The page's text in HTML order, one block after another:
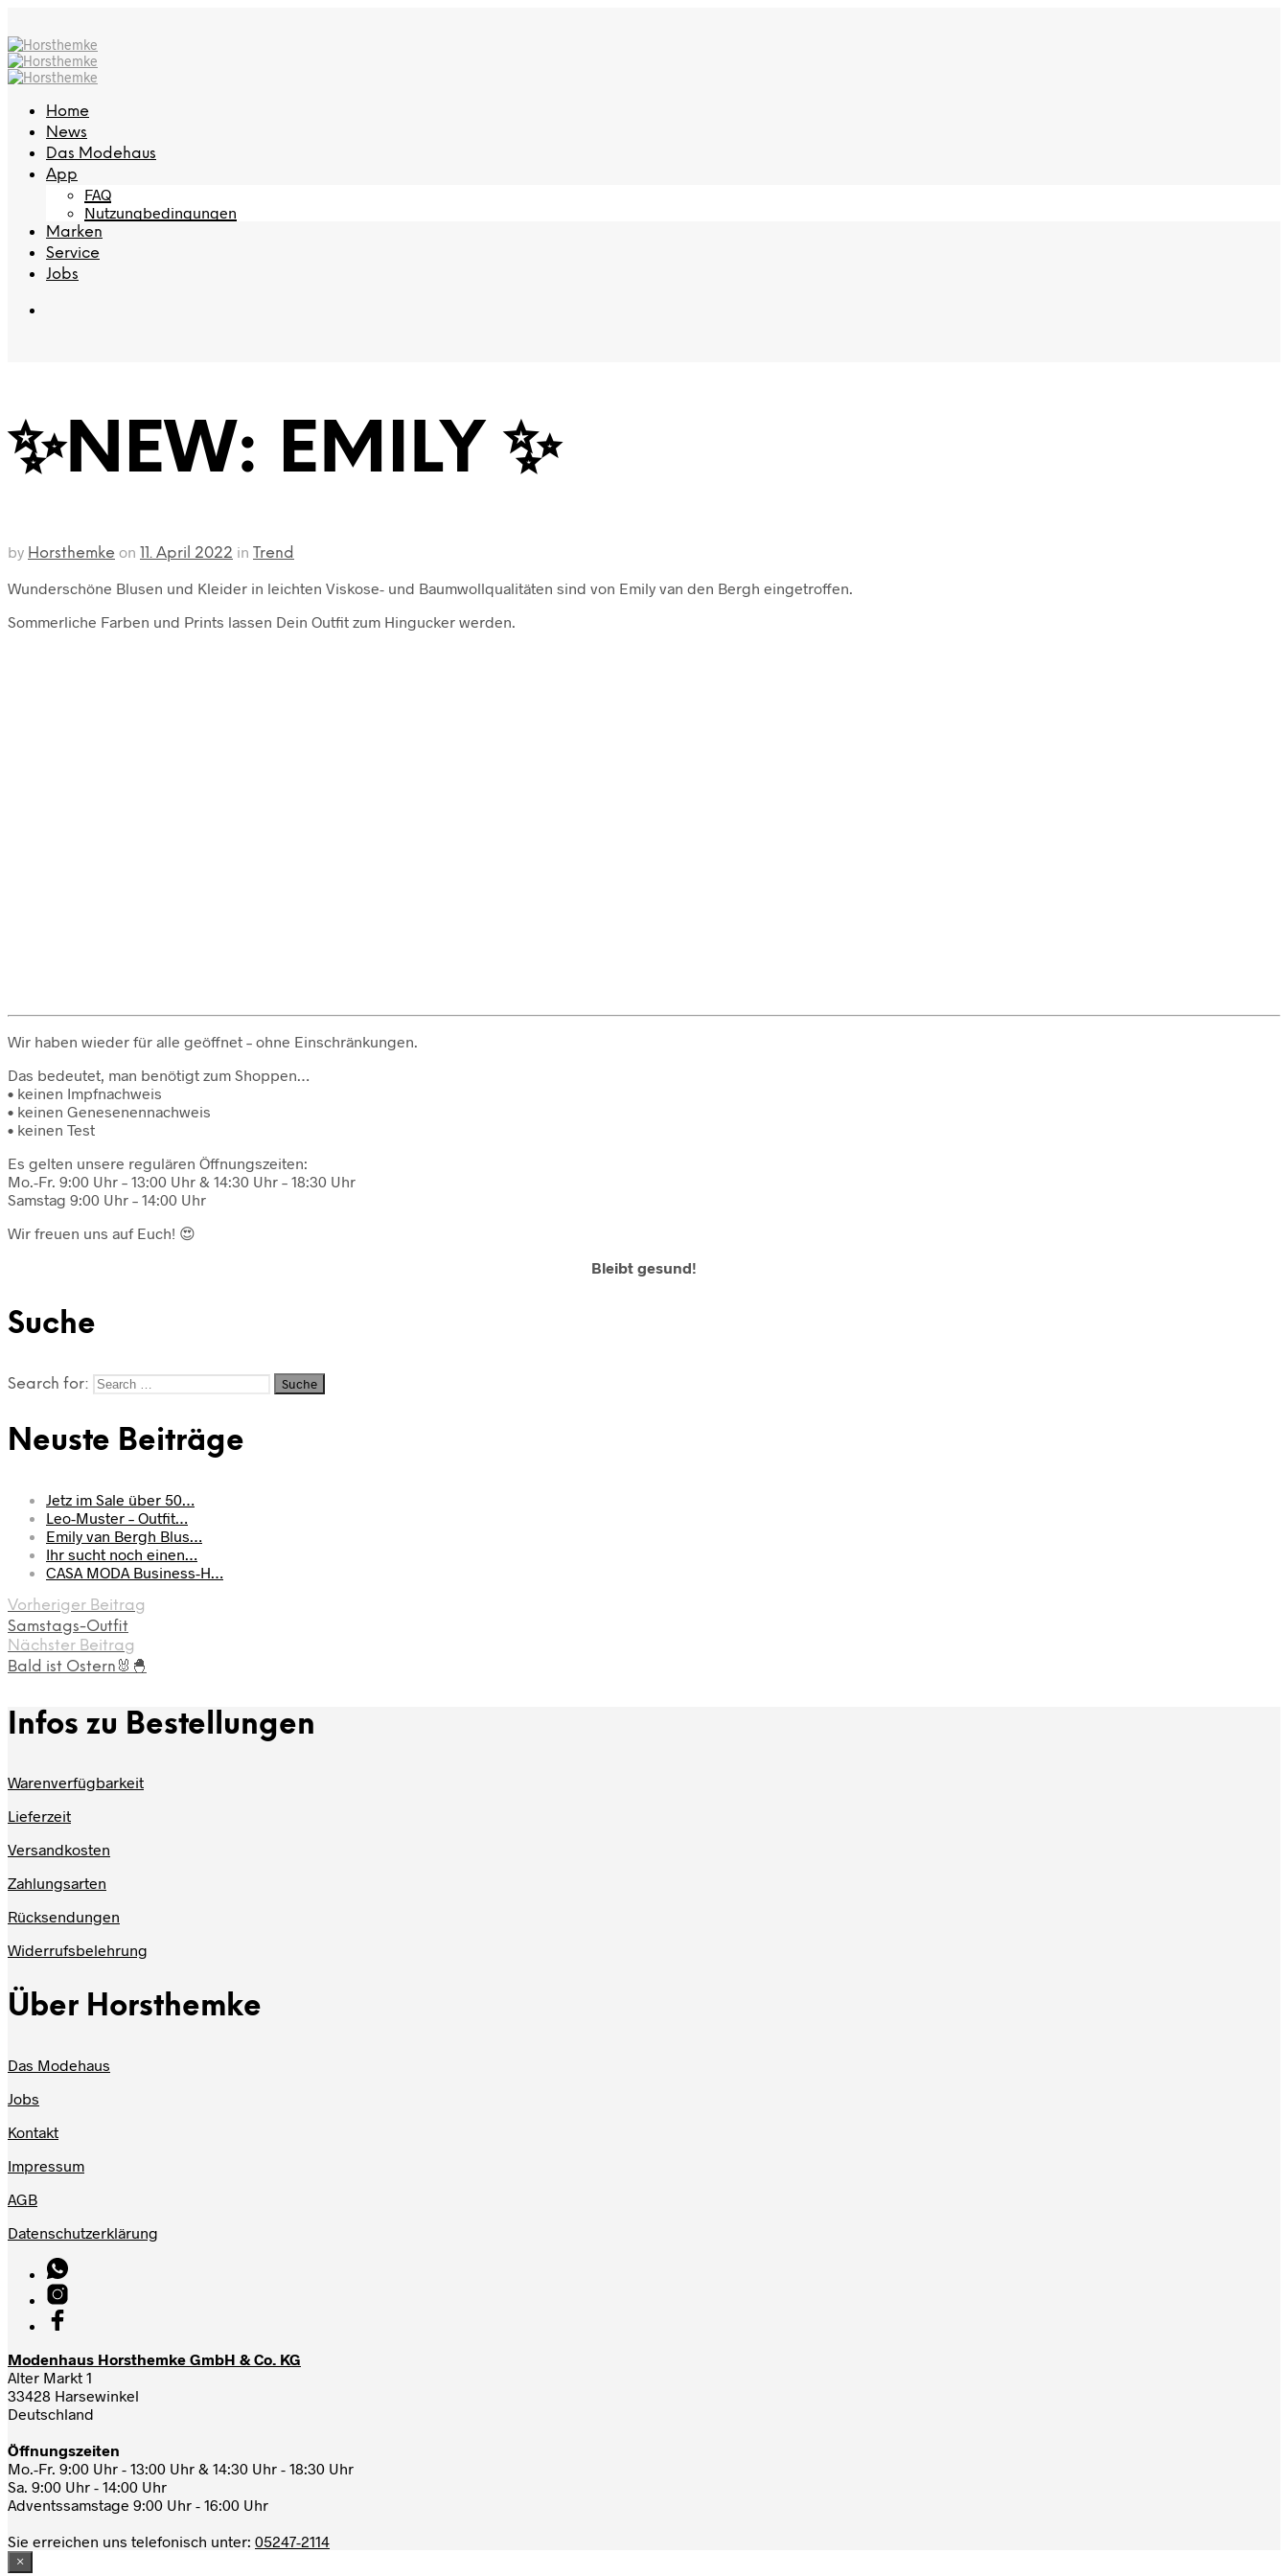
Home
News
Das Modehaus
App
FAQ
Nutzungbedingungen
Marken
Service
Jobs
✨NEW: EMILY ✨
by Horsthemke on 11. April 2022 in Trend
Wunderschöne Blusen und Kleider in leichten Viskose- und Baumwollqualitäten sind von Emily van den Bergh eingetroffen.
Sommerliche Farben und Prints lassen Dein Outfit zum Hingucker werden.
Wir haben wieder für alle geöffnet – ohne Einschränkungen.
Das bedeutet, man benötigt zum Shoppen…
• keinen Impfnachweis
• keinen Genesenennachweis
• keinen Test
Es gelten unsere regulären Öffnungszeiten:
Mo.-Fr. 9:00 Uhr – 13:00 Uhr & 14:30 Uhr – 18:30 Uhr
Samstag 9:00 Uhr – 14:00 Uhr
Wir freuen uns auf Euch! 😍
Bleibt gesund!
Suche
Search for:
Neuste Beiträge
Jetz im Sale über 50…
Leo-Muster – Outfit…
Emily van Bergh Blus…
Ihr sucht noch einen…
CASA MODA Business-H…
Vorheriger Beitrag
Samstags-Outfit
Nächster Beitrag
Bald ist Ostern🐰🐣
Infos zu Bestellungen
Warenverfügbarkeit
Lieferzeit
Versandkosten
Zahlungsarten
Rücksendungen
Widerrufsbelehrung
Über Horsthemke
Das Modehaus
Jobs
Kontakt
Impressum
AGB
Datenschutzerklärung
Modenhaus Horsthemke GmbH & Co. KG
Alter Markt 1
33428 Harsewinkel
Deutschland
Öffnungszeiten
Mo.-Fr. 9:00 Uhr - 13:00 Uhr & 14:30 Uhr - 18:30 Uhr
Sa. 9:00 Uhr - 14:00 Uhr
Adventssamstage 9:00 Uhr - 16:00 Uhr
Sie erreichen uns telefonisch unter: 05247-2114
×